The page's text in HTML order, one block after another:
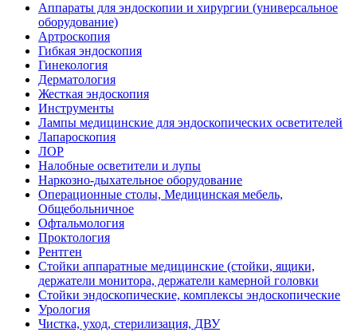
Аппараты для эндоскопии и хирургии (универсальное
оборудование)
Артроскопия
Гибкая эндоскопия
Гинекология
Дерматология
Жесткая эндоскопия
Инструменты
Лампы медицинские для эндоскопических осветителей
Лапароскопия
ЛОР
Налобные осветители и лупы
Наркозно-дыхательное оборудование
Операционные столы, Медицинская мебель,
Общебольничное
Офтальмология
Проктология
Рентген
Стойки аппаратные медицинские (стойки, ящики,
держатели монитора, держатели камерной головки
Стойки эндоскопические, комплексы эндоскопические
Урология
Чистка, уход, стерилизация, ДВУ